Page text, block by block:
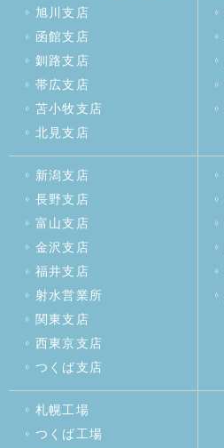
旭川支店
函館支店
釧路支店
帯広支店
苫小牧支店
北見支店
新潟支店
長野支店
富山支店
金沢支店
福井支店
射水営業所
関東支店
西東京支店
つくば支店
札幌工場
つくば工場